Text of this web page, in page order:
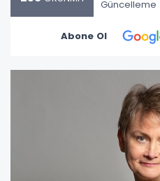
Güncelleme
Abone Ol